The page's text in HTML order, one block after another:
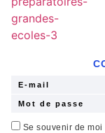
Se souvenir de moi